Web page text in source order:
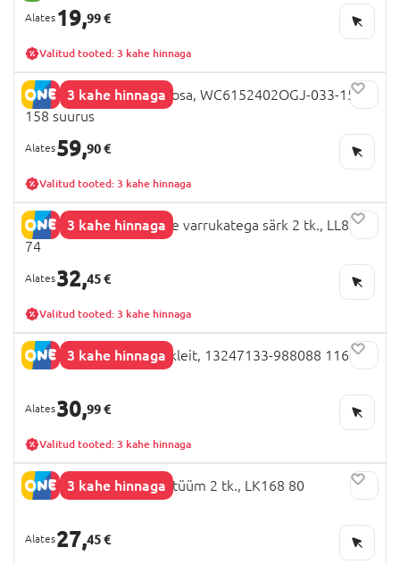
19,99 €
Valitud tooted: 3 kahe hinnaga
3 kahe hinnaga
COCCODRILLO jope, roosa, WC6152402OGJ-033-158,
158 suurus
59,90 €
Valitud tooted: 3 kahe hinnaga
3 kahe hinnaga
MOTHERCARE lühikeste varrukatega särk 2 tk., LL867
74
32,45 €
Valitud tooted: 3 kahe hinnaga
3 kahe hinnaga
NAME IT PAW PATROL kleit, 13247133-988088 116 cm
30,99 €
Valitud tooted: 3 kahe hinnaga
3 kahe hinnaga
MOTHERCARE pükskostüüm 2 tk., LK168 80
27,45 €